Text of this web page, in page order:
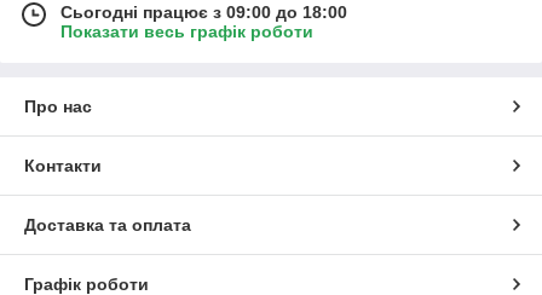
Сьогодні працює з 09:00 до 18:00
Показати весь графік роботи
Про нас
Контакти
Доставка та оплата
Графік роботи